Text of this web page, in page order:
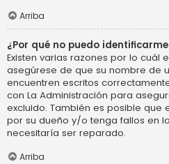
Arriba
¿Por qué no puedo
Existen varias razones por lo cuál
asegúrese de que su nombre de
encuentren escritos
con La Administración para
excluido. También es posible que
por su dueño y/o tenga fallos en
necesitaría ser reparado.
Arriba